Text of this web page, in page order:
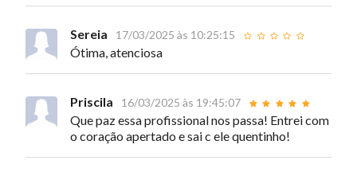
Sereia 17/03/2025 às 10:25:15
Ótima, atenciosa
Priscila 16/03/2025 às 19:45:07
Que paz essa profissional nos passa! Entrei com
o coração apertado e sai c ele quentinho!